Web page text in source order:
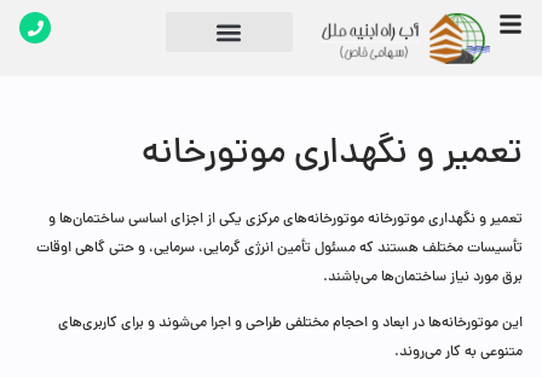
تعمیر و نگهداری موتورخانه‌
تعمیر و نگهداری موتورخانه‌ موتورخانه‌های مرکزی یکی از اجزای اساسی ساختمان‌ها و
تأسیسات مختلف هستند که مسئول تأمین انرژی گرمایی، سرمایی، و حتی گاهی اوقات
برق مورد نیاز ساختمان‌ها می‌باشند.
این موتورخانه‌ها در ابعاد و احجام مختلفی طراحی و اجرا می‌شوند و برای کاربری‌های
متنوعی به کار می‌روند.